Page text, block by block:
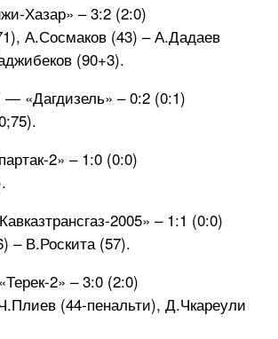
Хазар» – 3:2 (2:0)
А.Сосмаков (43) – А.Дадаев
(90+3).
— «Дагдизель» – 0:2 (0:1)
2» – 1:0 (0:0)
2005» – 1:1 (0:0)
– В.Роскита (57).
2» – 3:0 (2:0)
(44-пенальти), Д.Чкареули